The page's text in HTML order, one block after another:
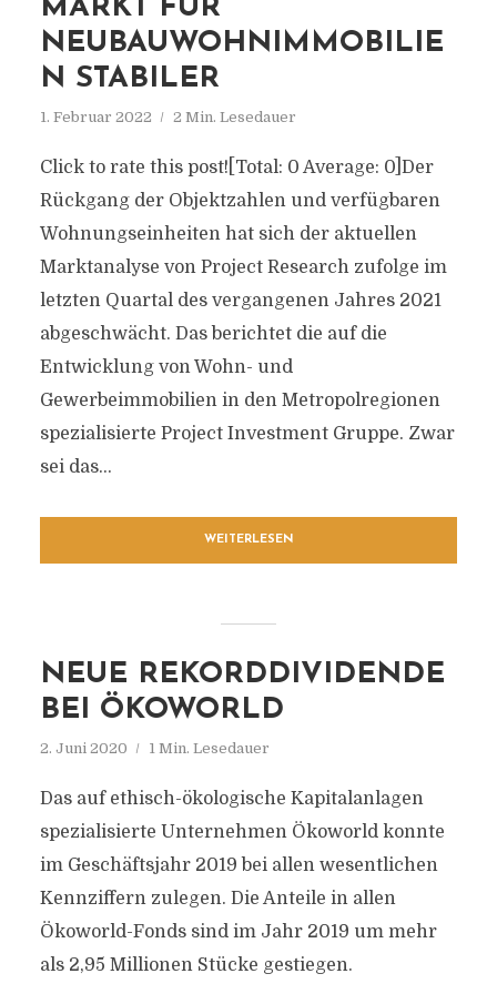
MARKT FÜR
NEUBAUWOHNIMMOBILIE
N STABILER
1. Februar 2022 2 Min. Lesedauer
Click to rate this post![Total: 0 Average: 0]Der
Rückgang der Objektzahlen und verfügbaren
Wohnungseinheiten hat sich der aktuellen
Marktanalyse von Project Research zufolge im
letzten Quartal des vergangenen Jahres 2021
abgeschwächt. Das berichtet die auf die
Entwicklung von Wohn- und
Gewerbeimmobilien in den Metropolregionen
spezialisierte Project Investment Gruppe. Zwar
sei das...
WEITERLESEN
NEUE REKORDDIVIDENDE
BEI ÖKOWORLD
2. Juni 2020 1 Min. Lesedauer
Das auf ethisch-ökologische Kapitalanlagen
spezialisierte Unternehmen Ökoworld konnte
im Geschäftsjahr 2019 bei allen wesentlichen
Kennziffern zulegen. Die Anteile in allen
Ökoworld-Fonds sind im Jahr 2019 um mehr
als 2,95 Millionen Stücke gestiegen.